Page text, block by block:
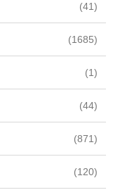
(41)
(1685)
(1)
(44)
(871)
(120)